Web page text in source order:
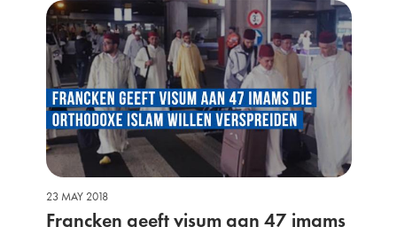
23 MAY 2018
Francken geeft visum aan 47 imams